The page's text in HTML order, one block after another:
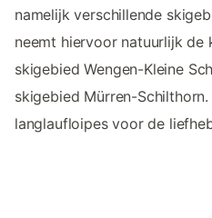
namelijk verschillende
neemt hiervoor natuurlijk de
skigebied Wengen-Kleine
skigebied Mürren-
langlaufloipes voor de